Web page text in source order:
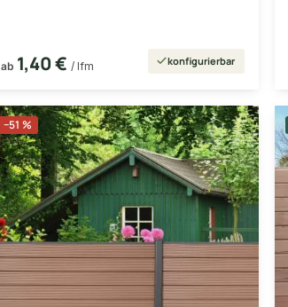
ab 1,40 € / lfm konfigurierbar
−51 %